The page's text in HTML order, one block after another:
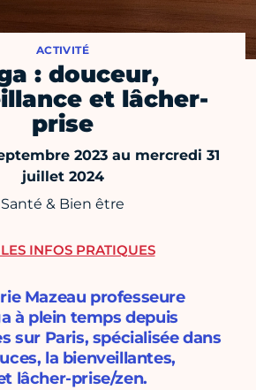
ACTIVITÉ
: douceur,
et lâcher-
prise
2023 au mercredi 31
juillet 2024
Santé & Bien être
Mazeau professeure
à plein temps depuis
sur Paris, spécialisée dans
la bienveillantes,
lâcher-prise/zen.
INFOS PRATIQUES